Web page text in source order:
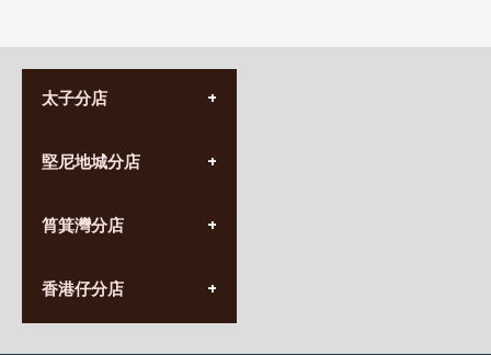
太子分店
營業時間:
九龍太子太子道西141號
堅尼地城分店
營業時間:
香港堅尼地城卑路乍街
(堅尼地城地鐵站B出口)
筲箕灣分店
營業時間:
(10:00am-20:30pm)
香港仔分店